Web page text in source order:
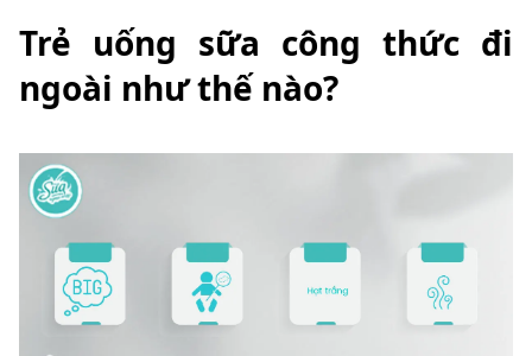
Trẻ uống sữa công thức đi
ngoài như thế nào?